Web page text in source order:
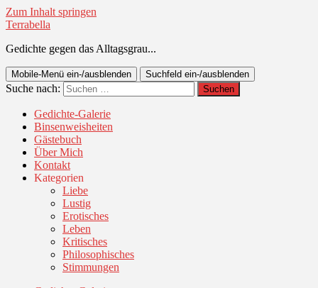
Zum Inhalt springen
Terrabella
Gedichte gegen das Alltagsgrau...
Mobile-Menü ein-/ausblenden Suchfeld ein-/ausblenden
Suche nach:
Gedichte-Galerie
Binsenweisheiten
Gästebuch
Über Mich
Kontakt
Kategorien
Liebe
Lustig
Erotisches
Leben
Kritisches
Philosophisches
Stimmungen